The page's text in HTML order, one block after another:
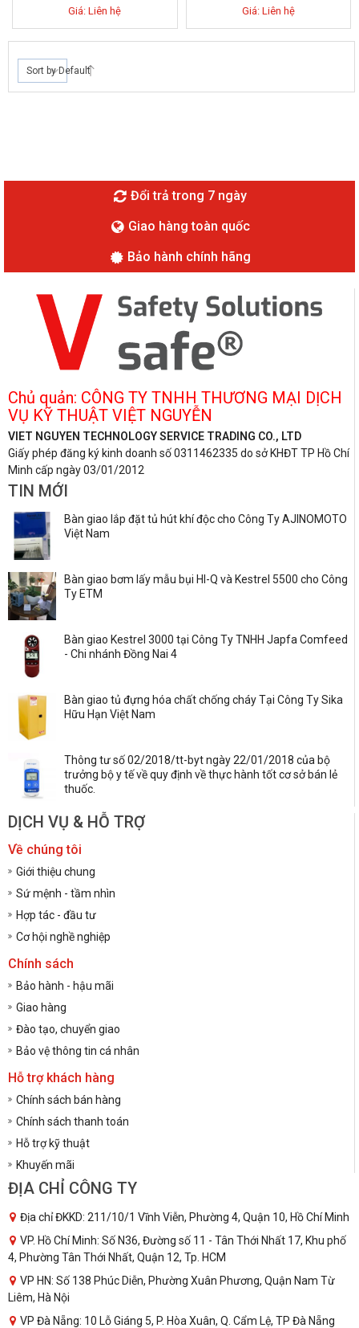
Giá: Liên hệ Giá: Liên hệ
Sort by Default
Đổi trả trong 7 ngày
Giao hàng toàn quốc
Bảo hành chính hãng
Chủ quản: CÔNG TY TNHH THƯƠNG MẠI DỊCH
VỤ KỸ THUẬT VIỆT NGUYỄN
VIET NGUYEN TECHNOLOGY SERVICE TRADING CO., LTD
Giấy phép đăng ký kinh doanh số 0311462335 do sở KHĐT TP Hồ Chí
Minh cấp ngày 03/01/2012
TIN MỚI
Bàn giao lắp đặt tủ hút khí độc cho Công Ty AJINOMOTO
Việt Nam
Bàn giao bơm lấy mẫu bụi HI-Q và Kestrel 5500 cho Công
Ty ETM
Bàn giao Kestrel 3000 tại Công Ty TNHH Japfa Comfeed
- Chi nhánh Đồng Nai 4
Bàn giao tủ đựng hóa chất chống cháy Tại Công Ty Sika
Hữu Hạn Việt Nam
Thông tư số 02/2018/tt-byt ngày 22/01/2018 của bộ
trưởng bộ y tế về quy định về thực hành tốt cơ sở bán lẻ
thuốc.
DỊCH VỤ & HỖ TRỢ
Về chúng tôi
Giới thiệu chung
Sứ mệnh - tầm nhìn
Hợp tác - đầu tư
Cơ hội nghề nghiệp
Chính sách
Bảo hành - hậu mãi
Giao hàng
Đào tạo, chuyển giao
Bảo vệ thông tin cá nhân
Hỗ trợ khách hàng
Chính sách bán hàng
Chính sách thanh toán
Hỗ trợ kỹ thuật
Khuyến mãi
ĐỊA CHỈ CÔNG TY
Địa chỉ ĐKKD: 211/10/1 Vĩnh Viễn, Phường 4, Quận 10, Hồ Chí Minh
VP. Hồ Chí Minh: Số N36, Đường số 11 - Tân Thới Nhất 17, Khu phố
4, Phường Tân Thới Nhất, Quận 12, Tp. HCM
VP HN: Số 138 Phúc Diễn, Phường Xuân Phương, Quận Nam Từ
Liêm, Hà Nội
VP Đà Nẵng: 10 Lỗ Giáng 5, P. Hòa Xuân, Q. Cẩm Lệ, TP Đà Nẵng